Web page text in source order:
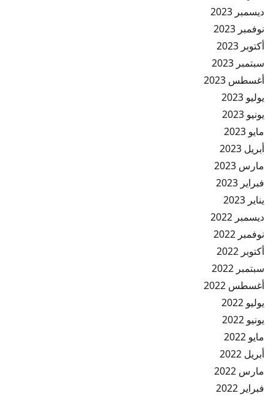
ديسمبر 2023
نوفمبر 2023
أكتوبر 2023
سبتمبر 2023
أغسطس 2023
يوليو 2023
يونيو 2023
مايو 2023
أبريل 2023
مارس 2023
فبراير 2023
يناير 2023
ديسمبر 2022
نوفمبر 2022
أكتوبر 2022
سبتمبر 2022
أغسطس 2022
يوليو 2022
يونيو 2022
مايو 2022
أبريل 2022
مارس 2022
فبراير 2022